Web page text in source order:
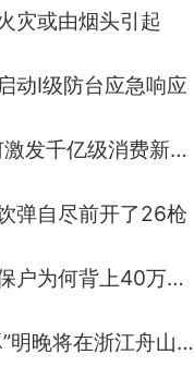
灾或由烟头引起
动Ⅰ级防台应急响应
“电影+”如何激发千亿级消费新活力？
弹自尽前开了26枪
河南南阳低保户为何背上40万元贷款
预计“白海豚”明晚将在浙江舟山到福建福鼎一带沿海登陆